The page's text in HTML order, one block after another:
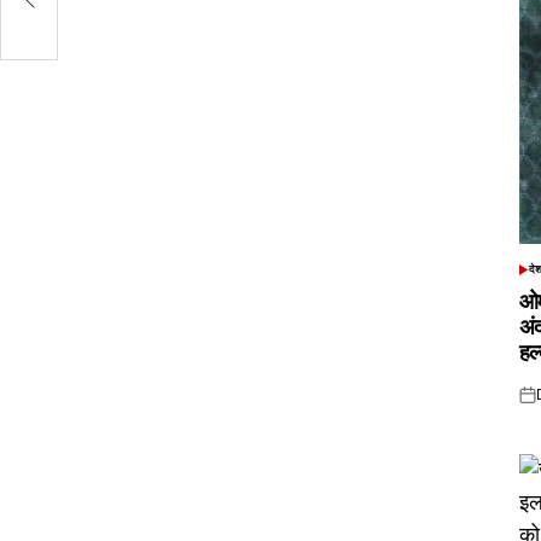
देश